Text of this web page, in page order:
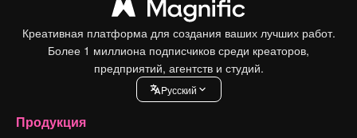
Креативная платформа для создания ваших лучших работ.
Более 1 миллиона подписчиков среди креаторов,
предприятий, агентств и студий.
Pусский
Продукция